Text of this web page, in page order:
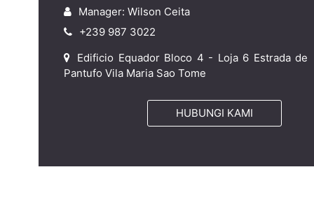
Manager: Wilson Ceita
+239 987 3022
Edificio Equador Bloco 4 - Loja 6 Estrada de
Pantufo Vila Maria Sao Tome
HUBUNGI KAMI